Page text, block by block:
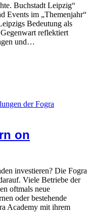
Buchstadt Leipzig“
Events im „Themenjahr“
Bedeutung als
reflektiert
und…
on
investieren? Die Fogra
Viele Betriebe der
oftmals neue
oder bestehende
Academy mit ihrem